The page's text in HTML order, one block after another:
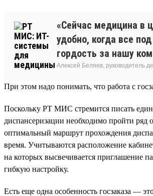
«Сейчас медицина в
удобно, когда все
гордость за нашу
Алексей Беляев, руководитель
При этом надо понимать, что работа с
Поскольку РТ МИС стремится писать
диспансеризации необходимо пройти ряд
оптимальный маршрут прохождения
время. Учитываются расположение
на которых высвечивается приглашение
гибкую настройку.
Есть еще одна особенность госзаказа —